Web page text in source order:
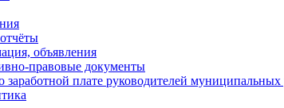
объявления
правовые документы
плате руководителей